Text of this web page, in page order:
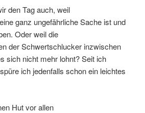
den Tag auch, weil
ganz ungefährliche Sache ist und
Oder weil die
der Schwertschlucker inzwischen
sich nicht mehr lohnt? Seit ich
ich jedenfalls schon ein leichtes
Hut vor allen